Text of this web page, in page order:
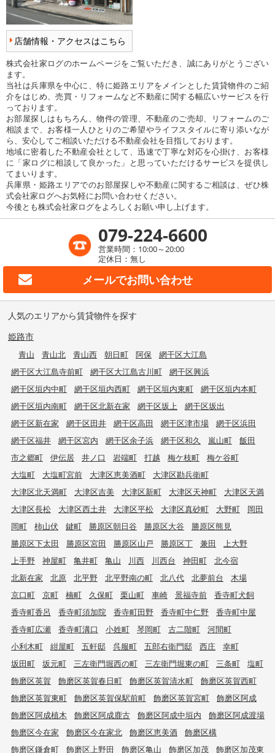
店舗情報・アクセスはこちら
株式会社家ログのホームページをご覧いただき、誠にありがとうござい
ます。
当社は兵庫県を中心に、特に姫路エリアをメインとした賃貸物件のご紹
介をはじめ、売買・リフォームなど不動産に関する幅広いサービスを行
っております。
お部屋探しはもちろん、物件の管理、不動産のご売却、リフォームのご
相談まで、お客様一人ひとりのご希望やライフスタイルに寄り添いなが
ら、安心してご相談いただける不動産会社を目指しております。
地域に密着した不動産会社として、迅速で丁寧な対応を心掛け、お客様
に「家ログに相談して良かった」と思っていただけるサービスを提供し
てまいります。
兵庫県・姫路エリアでのお部屋探しや不動産に関するご相談は、ぜひ株
式会社家ログへお気軽にお問い合わせください。
今後とも株式会社家ログをよろしくお願い申し上げます。
079-224-6600
営業時間：10:00～20:00
定休日：無し
メールでお問い合わせ
人気のエリアから賃貸物件を探す
姫路市
青山 青山北 青山西 朝日町 阿保
網干区大江島
網干区大江島寺前町
網干区大江島古川町
網干区興浜
網干区垣内中町
網干区垣内西町 網干区垣内東町
網干区垣内本町
網干区垣内南町
網干区北新在家 網干区坂上
網干区坂出
網干区新在家
網干区田井 網干区高田 網干区津市場
網干区浜田
網干区福井
網干区宮内 網干区余子浜 網干区和久 嵐山町
飯田
市之郷町
伊伝居 井ノ口 岩端町 打越 梅ケ枝町
梅ケ谷町
大塩町
大塩町宮前 大津区恵美酒町
大津区勘兵衛町
大津区北天満町
大津区吉美 大津区新町 大津区天神町
大津区天満
大津区長松
大津区西土井 大津区平松 大津区真砂町 大野町
岡田
岡町
柿山伏 鍵町 勝原区朝日谷 勝原区大谷
勝原区熊見
勝原区下太田
勝原区宮田 勝原区山戸 勝原区丁 兼田
上大野
上手野
神屋町 亀井町 亀山 川西 川西台 神田町
北今宿
北新在家
北原 北平野 北平野南の町 北八代 北夢前台
木場
京口町
京町 楠町 久保町 栗山町 車崎 景福寺前
香寺町犬飼
香寺町香呂
香寺町須加院 香寺町田野 香寺町中仁野
香寺町中屋
香寺町広瀬
香寺町溝口 小姓町 琴岡町 古二階町
河間町
小利木町
紺屋町 五軒邸 呉服町 五郎右衛門邸 西庄
幸町
坂田町
坂元町 三左衛門堀西の町 三左衛門堀東の町 三条町
塩町
飾磨区英賀
飾磨区英賀春日町 飾磨区英賀清水町
飾磨区英賀西町
飾磨区英賀東町
飾磨区英賀保駅前町 飾磨区英賀宮町
飾磨区阿成
飾磨区阿成植木
飾磨区阿成鹿古 飾磨区阿成中垣内
飾磨区阿成渡場
飾磨区今在家
飾磨区今在家北 飾磨区恵美酒
飾磨区構
飾磨区鎌倉町
飾磨区上野田 飾磨区亀山 飾磨区加茂 飾磨区加茂東